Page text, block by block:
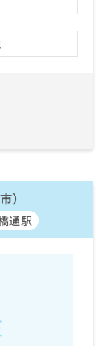
）
通駅